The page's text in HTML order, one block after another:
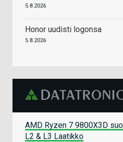
5.8.2026
Honor uudisti logonsa
5.8.2026
AMD Ryzen 7 9800X3D
L2 & L3 Laatikko